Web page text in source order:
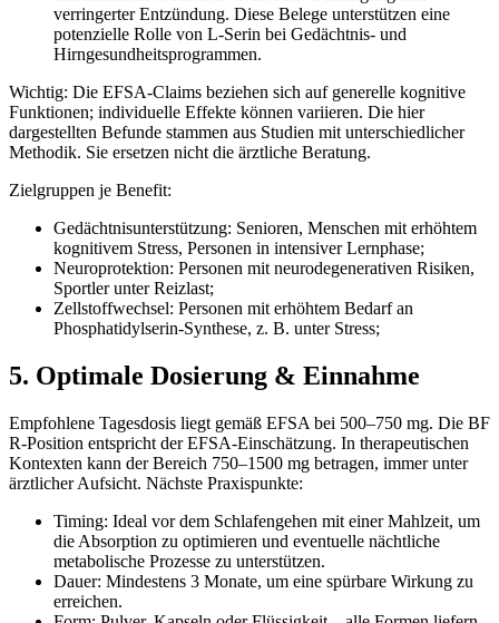
verringerter Entzündung. Diese Belege unterstützen eine
potenzielle Rolle von L-Serin bei Gedächtnis- und
Hirngesundheitsprogrammen.
Wichtig: Die EFSA-Claims beziehen sich auf generelle kognitive
Funktionen; individuelle Effekte können variieren. Die hier
dargestellten Befunde stammen aus Studien mit unterschiedlicher
Methodik. Sie ersetzen nicht die ärztliche Beratung.
Zielgruppen je Benefit:
Gedächtnisunterstützung: Senioren, Menschen mit erhöhtem
kognitivem Stress, Personen in intensiver Lernphase;
Neuroprotektion: Personen mit neurodegenerativen Risiken,
Sportler unter Reizlast;
Zellstoffwechsel: Personen mit erhöhtem Bedarf an
Phosphatidylserin-Synthese, z. B. unter Stress;
5. Optimale Dosierung & Einnahme
Empfohlene Tagesdosis liegt gemäß EFSA bei 500–750 mg. Die BF
R-Position entspricht der EFSA-Einschätzung. In therapeutischen
Kontexten kann der Bereich 750–1500 mg betragen, immer unter
ärztlicher Aufsicht. Nächste Praxispunkte:
Timing: Ideal vor dem Schlafengehen mit einer Mahlzeit, um
die Absorption zu optimieren und eventuelle nächtliche
metabolische Prozesse zu unterstützen.
Dauer: Mindestens 3 Monate, um eine spürbare Wirkung zu
erreichen.